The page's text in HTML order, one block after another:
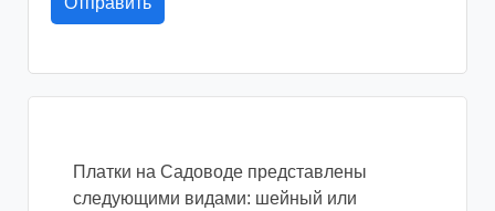
Платки на Садоводе представлены
следующими видами: шейный или